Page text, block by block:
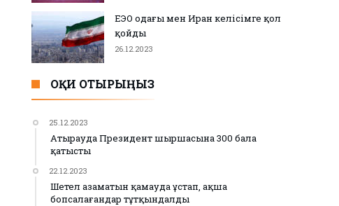
ЕЭО одағы мен Иран келісімге қол
қойды
26.12.2023
ОҚИ ОТЫРЫҢЫЗ
25.12.2023
Атырауда Президент шыршасына 300 бала
қатысты
22.12.2023
Шетел азаматын қамауда ұстап, ақша
бопсалағандар тұтқындалды